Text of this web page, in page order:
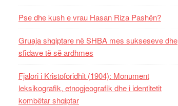
Pse dhe kush e vrau Hasan Riza Pashën?
Gruaja shqiptare në SHBA mes sukseseve dhe
sfidave të së ardhmes
Fjalori i Kristoforidhit (1904): Monument
leksikografik, etnogjeografik dhe i identitetit
kombëtar shqiptar